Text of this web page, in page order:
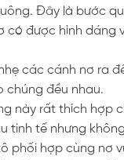
Đây là bước
có được hình dáng
các cánh nơ ra
chúng đều nhau.
này rất thích hợp
tinh tế nhưng
phối hợp cùng nơ